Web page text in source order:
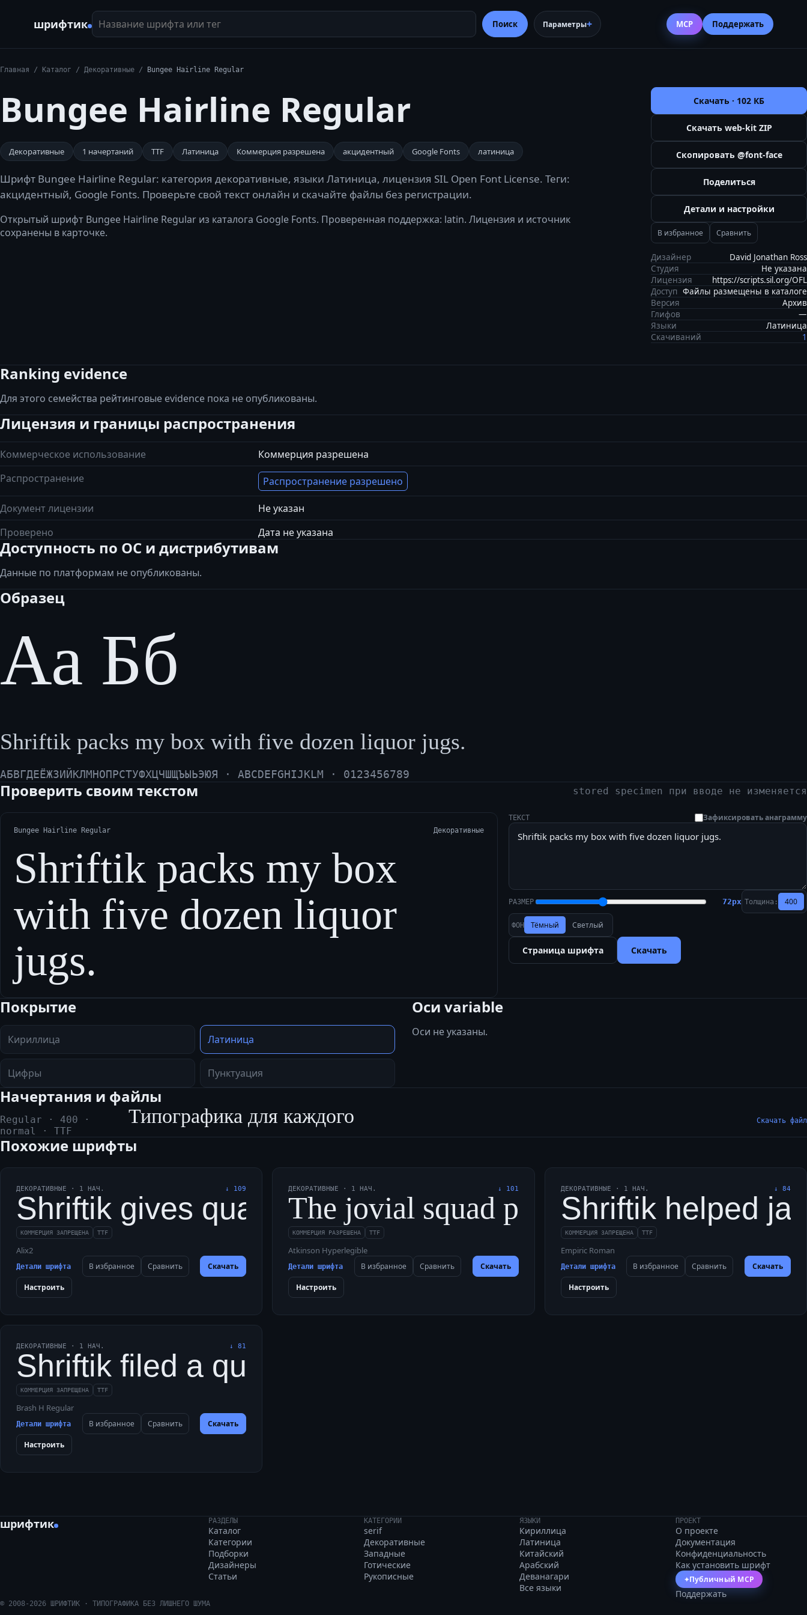
шрифтик Название шрифта или тег
Поиск Параметры MCP Поддержать
Главная / Каталог / Декоративные / Bungee Hairline Regular
Bungee Hairline Regular
Декоративные 1 начертаний TTF Латиница Коммерция разрешена акцидентный Google Fonts латиница
Шрифт Bungee Hairline Regular: категория декоративные, языки Латиница, лицензия SIL Open Font License. Теги:
акцидентный, Google Fonts. Проверьте свой текст онлайн и скачайте файлы без регистрации.
Открытый шрифт Bungee Hairline Regular из каталога Google Fonts. Проверенная поддержка: latin. Лицензия и источник
сохранены в карточке.
Скачать · 102 КБ
Скачать web-kit ZIP
Скопировать @font-face
Поделиться
Детали и настройки
В избранное Сравнить
Дизайнер
David Jonathan Ross
Студия
Не указана
Лицензия
https://scripts.sil.org/OFL
Доступ Файлы размещены в каталоге
Версия
Архив
Глифов
—
Языки
Латиница
Скачиваний
1
Ranking evidence
Для этого семейства рейтинговые evidence пока не опубликованы.
Лицензия и границы распространения
Коммерческое использование
Коммерция разрешена
Распространение
Распространение разрешено
Документ лицензии
Не указан
Проверено
Дата не указана
Доступность по ОС и дистрибутивам
Данные по платформам не опубликованы.
Образец
Аа Бб
Shriftik packs my box with five dozen liquor jugs.
АБВГДЕЁЖЗИЙКЛМНОПРСТУФХЦЧШЩЪЫЬЭЮЯ · ABCDEFGHIJKLM · 0123456789
Проверить своим текстом stored specimen при вводе не изменяется
Bungee Hairline Regular Декоративные
Shriftik packs my box
with five dozen liquor
jugs.
ТЕКСТ Зафиксировать анаграмму
РАЗМЕР 72px Толщина: 400
ФОН Тёмный Светлый
Страница шрифта Скачать
Покрытие
Кириллица Латиница
Цифры Пунктуация
Оси variable
Оси не указаны.
Начертания и файлы
Regular · 400 ·
normal
· TTF
Типографика для каждого Скачать файл
Похожие шрифты
ДЕКОРАТИВНЫЕ · 1 НАЧ. ↓ 109
Shriftik gives quaint web blogs a jazzy, vivid, comic look
КОММЕРЦИЯ ЗАПРЕЩЕНА TTF
Alix2
Детали шрифта В избранное Сравнить Скачать
Настроить
ДЕКОРАТИВНЫЕ · 1 НАЧ. ↓ 101
The jovial squad picked Shriftik, a bold
КОММЕРЦИЯ РАЗРЕШЕНА TTF
Atkinson Hyperlegible
Детали шрифта В избранное Сравнить Скачать
Настроить
ДЕКОРАТИВНЫЕ · 1 НАЧ. ↓ 84
Shriftik helped
КОММЕРЦИЯ ЗАПРЕЩЕНА TTF
Empiric Roman
Детали шрифта В избранное Сравнить Скачать
Настроить
ДЕКОРАТИВНЫЕ · 1 НАЧ. ↓81
Shriftik filed a quirky jazz memo about vexed brown
КОММЕРЦИЯ ЗАПРЕЩЕНА TTF
Brash H Regular
Детали шрифта В избранное Сравнить Скачать
Настроить
шрифтик РАЗДЕЛЫ
Каталог
Категории
Подборки
Дизайнеры
Статьи
КАТЕГОРИИ
serif
Декоративные
Западные
Готические
Рукописные
ЯЗЫКИ
Кириллица
Латиница
Китайский
Арабский
Деванагари
Все языки
ПРОЕКТ
О проекте
Документация
Конфиденциальность
Как установить шрифт
✦Публичный MCP
Поддержать
© 2008- 2026 ШРИФТИК · ТИПОГРАФИКА БЕЗ ЛИШНЕГО ШУМА